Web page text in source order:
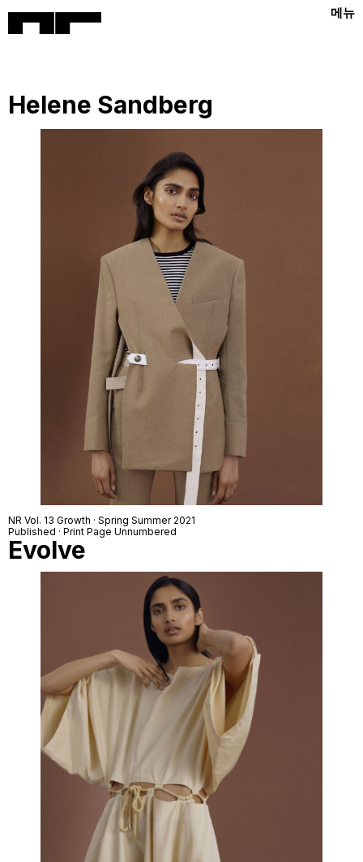
메뉴
Helene Sandberg
NR Vol. 13 Growth · Spring Summer 2021
Published · Print Page Unnumbered
Evolve